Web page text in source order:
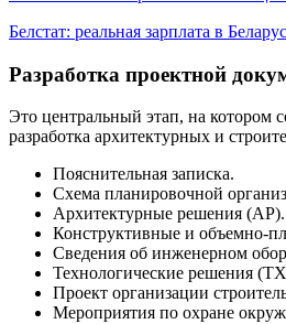
Белстат: реальная зарплата в
Разработка проектной
Это центральный этап, на котором
разработка архитектурных и
Пояснительная записка.
Схема планировочной
Архитектурные решения (АР).
Конструктивные и объемно-
Сведения об инженерном
Технологические решения
Проект организации
Мероприятия по охране